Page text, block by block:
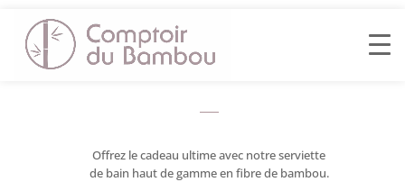
LE CADEAU IDÉAL
POUR UNE
EXPERIENCE
Offrez le cadeau ultime avec notre serviette
de bain haut de gamme en fibre de bambou.